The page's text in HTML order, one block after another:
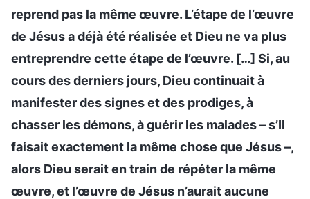
reprend pas la même œuvre. L’étape de l’œuvre
de Jésus a déjà été réalisée et Dieu ne va plus
entreprendre cette étape de l’œuvre. […] Si, au
cours des derniers jours, Dieu continuait à
manifester des signes et des prodiges, à
chasser les démons, à guérir les malades – s’Il
faisait exactement la même chose que Jésus –,
alors Dieu serait en train de répéter la même
œuvre, et l’œuvre de Jésus n’aurait aucune